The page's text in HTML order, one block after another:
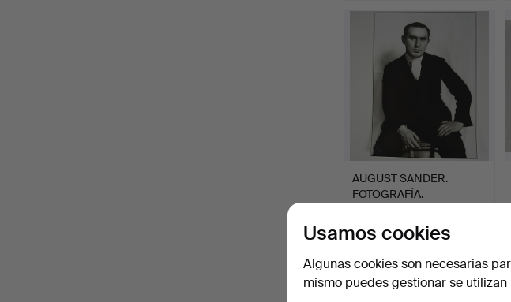
AUGUST SANDER.
FOTOGRAFÍA.
1 puja
116 USD
Usamos cookies
Algunas cookies son necesarias
mismo puedes gestionar se utilizan